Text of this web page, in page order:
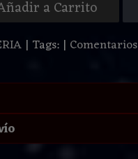
a Carrito
| Tags: | Comentarios